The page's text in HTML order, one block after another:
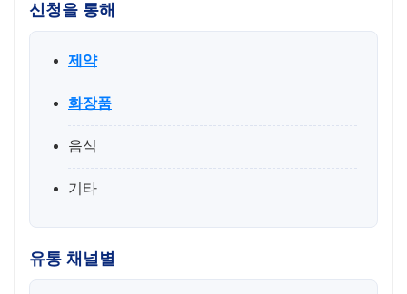
신청을 통해
제약
화장품
음식
기타
유통 채널별